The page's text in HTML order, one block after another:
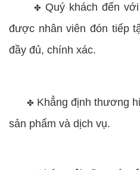
✤ Quý khách đến
được nhân viên đón tiếp
đầy đủ, chính xác.
✤ Khẳng định thương
sản phẩm và dịch vụ.